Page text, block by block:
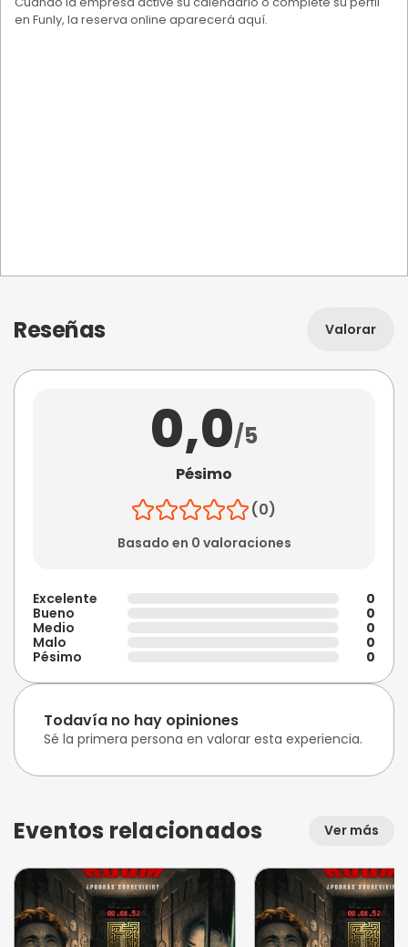
en Funly, la reserva online aparecerá aquí.
Reseñas Valorar
0,0/5
Pésimo
(0)
Basado en 0 valoraciones
Excelente
0
Bueno
0
Medio
0
Malo
0
Pésimo
0
Todavía no hay opiniones
Sé la primera persona en valorar esta experiencia.
Eventos relacionados Ver más